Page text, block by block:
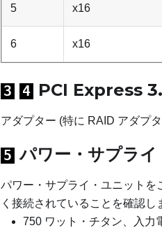
5 x16
6 x16
3 4 PCI Express
アダプター (特に RAID アダプ
5 パワー・サプライ
パワー・サプライ・ユニットを
く接続されていることを確認
750 ワット・チタン、入力